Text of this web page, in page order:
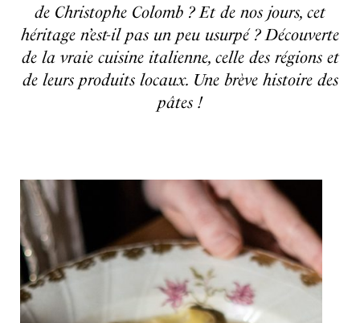
de Christophe Colomb ? Et de nos jours, cet
héritage n’est-il pas un peu usurpé ? Découverte
de la vraie cuisine italienne, celle des régions et
de leurs produits locaux. Une brève histoire des
pâtes !